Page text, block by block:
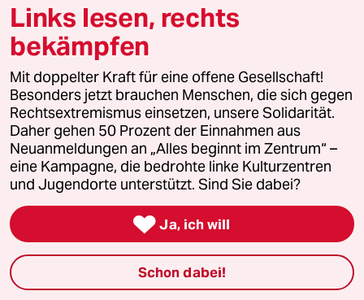
© 2026 taz Verlags und Vertriebs GmbH
Alle Rechte vorbehalten. Bei rechtlichen Fragen oder für Genehmigungen
wenden Sie sich bitte an lizenzen@taz.de
Feedback Redaktionsstatut Kommune-Richtlinien
Leitlinie Informant Datenschutz Impressum AGB
Seitenwende Einwilligungen widerrufen (Ads)
Links lesen, rechts
bekämpfen
Mit doppelter Kraft für eine offene Gesellschaft!
Besonders jetzt brauchen Menschen, die sich gegen
Rechtsextremismus einsetzen, unsere Solidarität.
Daher gehen 50 Prozent der Einnahmen aus
Neuanmeldungen an „Alles beginnt im Zentrum“ –
eine Kampagne, die bedrohte linke Kulturzentren
und Jugendorte unterstützt. Sind Sie dabei?
 Ja, ich will
Schon dabei!